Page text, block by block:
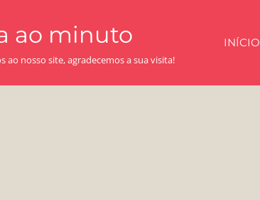
ao minuto
ao nosso site, agradecemos a sua visita!
INÍCIO